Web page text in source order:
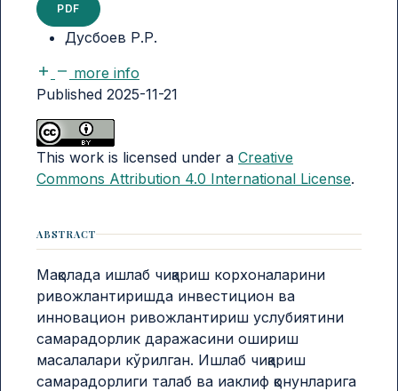
PDF
Дусбоев Р.Р.
more info
Published 2025-11-21
This work is licensed under a Creative
Commons Attribution 4.0 International License.
ABSTRACT
Мақолада ишлаб чиқариш корхоналарини
ривожлантиришда инвестицион ва
инновацион ривожлантириш услубиятини
самарадорлик даражасини ошириш
масалалари кўрилган. Ишлаб чиқариш
самарадорлиги талаб ва иаклиф қонунларига